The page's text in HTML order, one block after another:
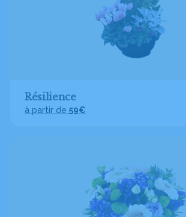
Résilience
à partir de 59€